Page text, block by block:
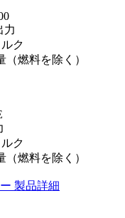
力
ク
（燃料を除く）
ク
（燃料を除く）
製品詳細